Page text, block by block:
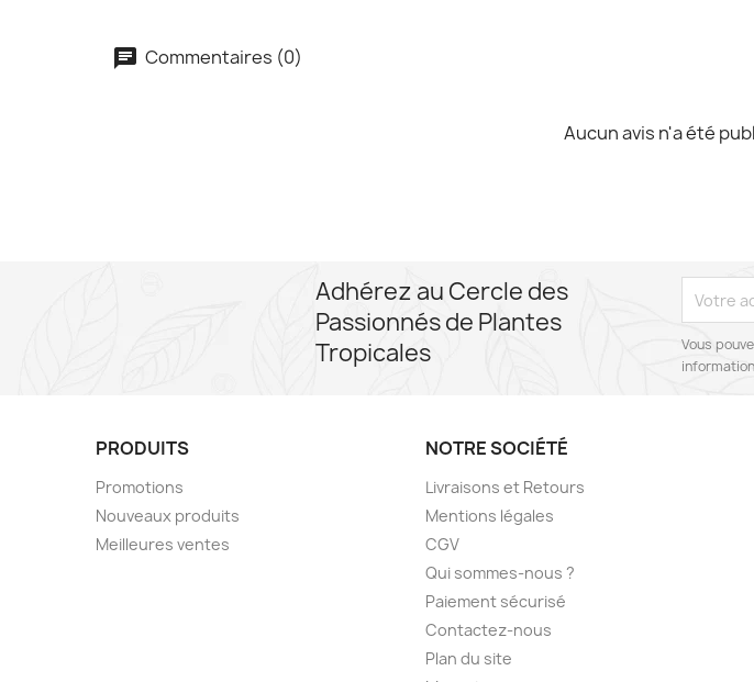
Commentaires (0)
Aucun avis n'a été
Adhérez au Cercle des
Passionnés de Plantes
Tropicales
Vous
PRODUITS
Promotions
Nouveaux produits
Meilleures ventes
NOTRE SOCIÉTÉ
Livraisons et Retours
Mentions légales
CGV
Qui sommes-nous ?
Paiement sécurisé
Contactez-nous
Plan du site